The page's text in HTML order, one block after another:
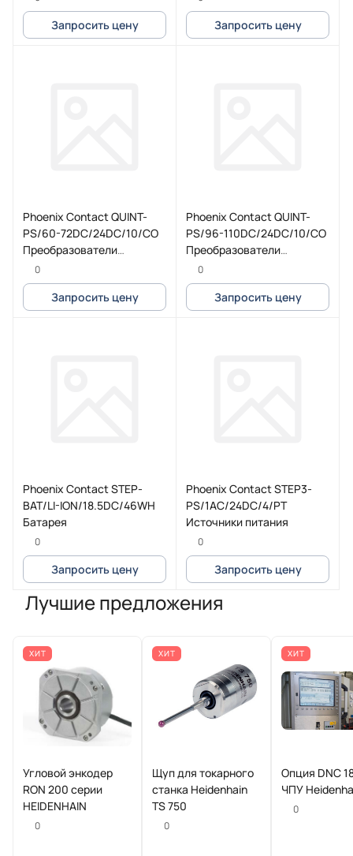
Запросить цену Запросить цену
Phoenix Contact QUINT-
PS/60-72DC/24DC/10/CO
Преобразователи
постоянного тока, с
защитной лакировкой
0
Запросить цену
Phoenix Contact QUINT-
PS/96-110DC/24DC/10/CO
Преобразователи
постоянного тока, с
защитной лакировкой
0
Запросить цену
Phoenix Contact STEP-
BAT/LI-ION/18.5DC/46WH
Батарея
0
Запросить цену
Phoenix Contact STEP3-
PS/1AC/24DC/4/PT
Источники питания
0
Запросить цену
Лучшие предложения
ХИТ
Угловой энкодер
RON 200 серии
HEIDENHAIN
0
ХИТ
Щуп для токарного
станка Heidenhain
TS 750
0
ХИТ
Опция DNC
ЧПУ
0